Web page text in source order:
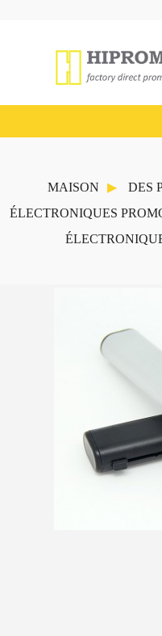
MAISON DES
ÉLECTRONIQUES